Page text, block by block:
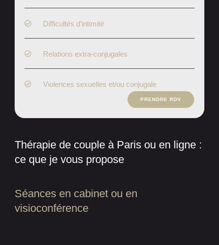
Difficultés d’intimité
Relations extra-conjugales
Violences sexuelles et/ou conjugale
PRENDRE RDV
Thérapie de couple à Paris ou en ligne :
ce que je vous propose
Séances en cabinet ou en
visioconférence